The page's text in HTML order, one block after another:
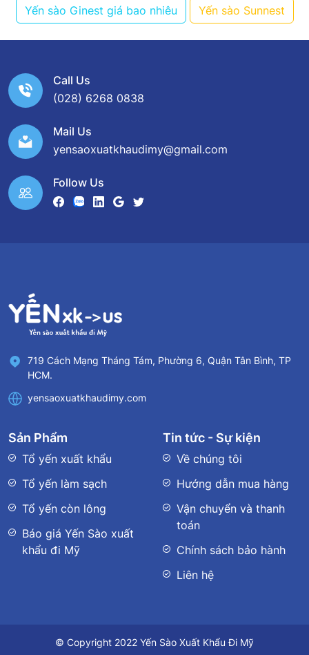
Yến sào Ginest giá bao nhiêu Yến sào Sunnest
Call Us
(028) 6268 0838
Mail Us
yensaoxuatkhaudimy@gmail.com
Follow Us
719 Cách Mạng Tháng Tám, Phường 6, Quận Tân Bình, TP
HCM.
yensaoxuatkhaudimy.com
Sản Phẩm
Tổ yến xuất khẩu
Tổ yến làm sạch
Tổ yến còn lông
Báo giá Yến Sào xuất
khẩu đi Mỹ
Tin tức - Sự kiện
Về chúng tôi
Hướng dẫn mua hàng
Vận chuyển và thanh
toán
Chính sách bảo hành
Liên hệ
© Copyright 2022 Yến Sào Xuất Khẩu Đi Mỹ